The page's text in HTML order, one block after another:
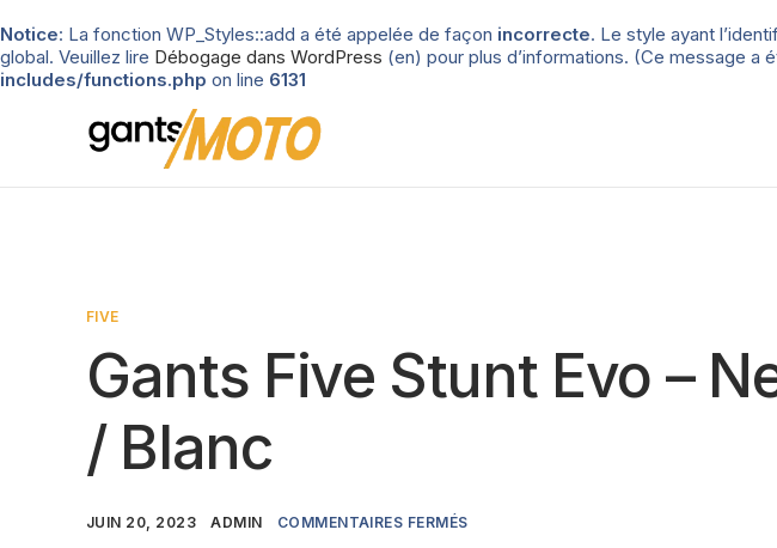
Notice: La fonction WP_Styles::add a été appelée de façon incorrecte. Le style ayant
global. Veuillez lire Débogage dans WordPress (en) pour plus d’informations. (Ce message a
includes/functions.php on line 6131
FIVE
Gants Five Stunt Evo –
/ Blanc
JUIN 20, 2023 ADMIN COMMENTAIRES FERMÉS